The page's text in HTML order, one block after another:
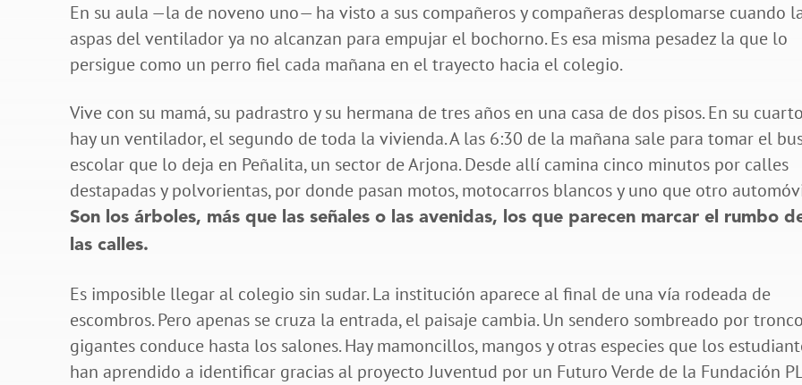
En su aula —la de noveno uno— ha visto a sus compañeros y compañeras desplomarse cuando
aspas del ventilador ya no alcanzan para empujar el bochorno. Es esa misma pesadez la que lo
persigue como un perro fiel cada mañana en el trayecto hacia el colegio.
Vive con su mamá, su padrastro y su hermana de tres años en una casa de dos pisos. En su
hay un ventilador, el segundo de toda la vivienda. A las 6:30 de la mañana sale para tomar el
escolar que lo deja en Peñalita, un sector de Arjona. Desde allí camina cinco minutos por calles
destapadas y polvorientas, por donde pasan motos, motocarros blancos y uno que otro
Son los árboles, más que las señales o las avenidas, los que parecen marcar el rumbo
las calles.
Es imposible llegar al colegio sin sudar. La institución aparece al final de una vía rodeada de
escombros. Pero apenas se cruza la entrada, el paisaje cambia. Un sendero sombreado por
gigantes conduce hasta los salones. Hay mamoncillos, mangos y otras especies que los
han aprendido a identificar gracias al proyecto Juventud por un Futuro Verde de la Fundación